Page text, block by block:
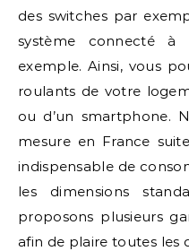
des switches par
système connecté
exemple. Ainsi, vous
roulants de votre
ou d’un smartphone.
mesure en France
indispensable de
les dimensions
proposons plusieurs
afin de plaire toutes les